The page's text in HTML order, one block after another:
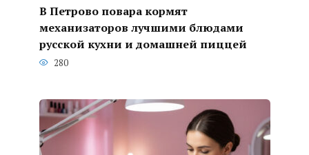
В Петрово повара кормят
механизаторов лучшими блюдами
русской кухни и домашней пиццей
280